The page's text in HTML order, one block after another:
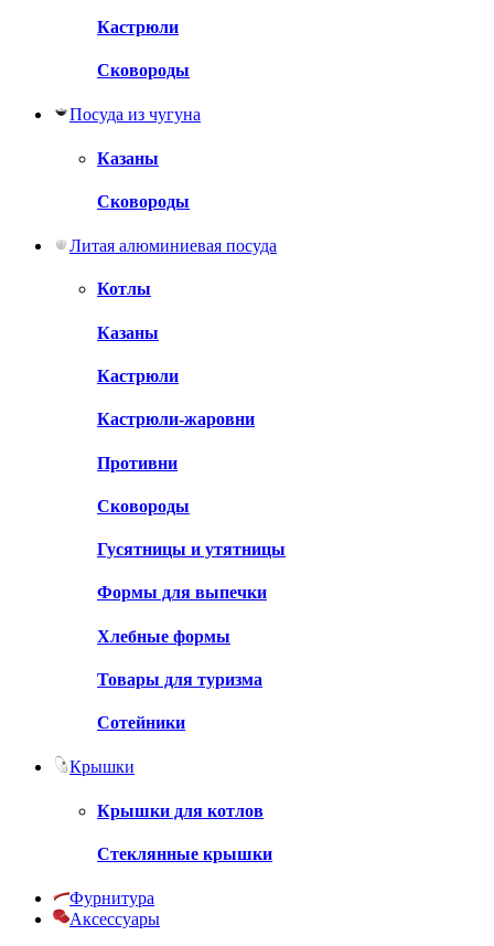
Кастрюли
Сковороды
Посуда из чугуна
Казаны
Сковороды
Литая алюминиевая посуда
Котлы
Казаны
Кастрюли
Кастрюли-жаровни
Противни
Сковороды
Гусятницы и утятницы
Формы для выпечки
Хлебные формы
Товары для туризма
Сотейники
Крышки
Крышки для котлов
Стеклянные крышки
Фурнитура
Аксессуары